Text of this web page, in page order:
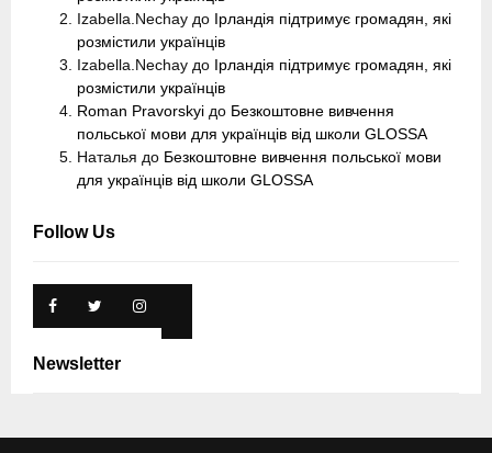
Izabella.Nechay до Ірландія підтримує громадян, які
розмістили українців
Izabella.Nechay до Ірландія підтримує громадян, які
розмістили українців
Roman Pravorskyi до Безкоштовне вивчення
польської мови для українців від школи GLOSSA
Наталья до Безкоштовне вивчення польської мови
для українців від школи GLOSSA
Follow Us
Newsletter